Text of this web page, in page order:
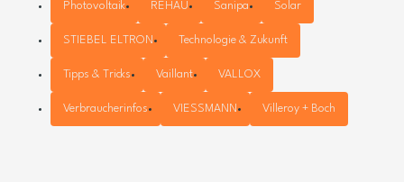
Photovoltaik REHAU Sanipa Solar
STIEBEL ELTRON Technologie & Zukunft
Tipps & Tricks Vaillant VALLOX
Verbraucherinfos VIESSMANN Villeroy + Boch